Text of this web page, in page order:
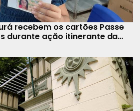
recebem os cartões Passe
durante ação itinerante da